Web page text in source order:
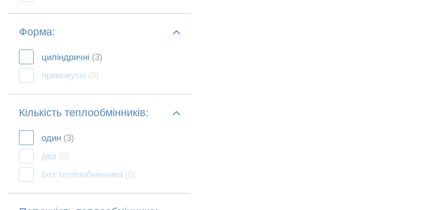
Форма:
циліндричні (3)
прямокутні (0)
Кількість теплообмінників:
один (3)
два (0)
без теплообмінника (0)